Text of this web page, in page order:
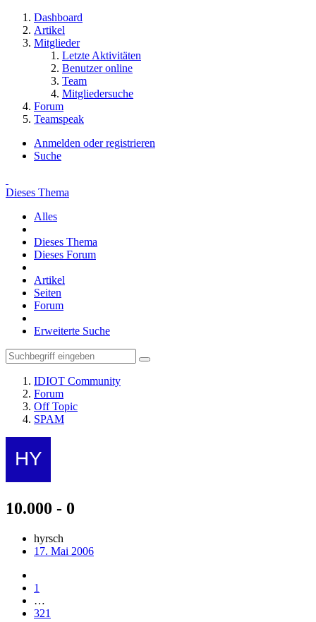
Dashboard
Artikel
Mitglieder
Letzte Aktivitäten
Benutzer online
Team
Mitgliedersuche
Forum
Teamspeak
Anmelden oder registrieren
Suche
Dieses Thema
Alles
Dieses Thema
Dieses Forum
Artikel
Seiten
Forum
Erweiterte Suche
IDIOT Community
Forum
Off Topic
SPAM
10.000 - 0
hyrsch
17. Mai 2006
1
…
321